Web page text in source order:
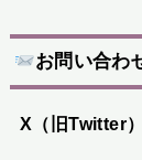
お問い合わ
X（旧Twitter